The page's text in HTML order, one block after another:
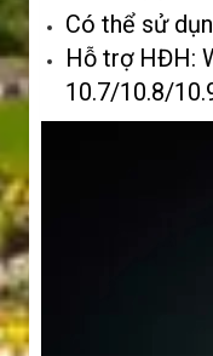
Có thể sử
Hỗ trợ HĐH:
10.7/10.8/